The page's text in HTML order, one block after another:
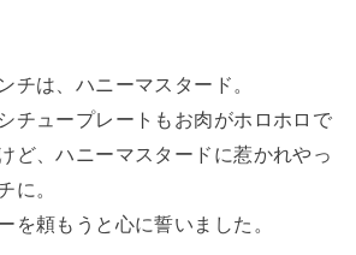
チは、ハニーマスタード。
チュープレートもお肉がホロホロで
ど、ハニーマスタードに惹かれやっ
に。
を頼もうと心に誓いました。